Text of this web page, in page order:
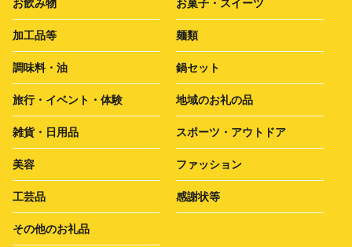
お飲み物 お菓子・スイーツ
加工品等 麺類
調味料・油 鍋セット
旅行・イベント・体験 地域のお礼の品
雑貨・日用品 スポーツ・アウトドア
美容 ファッション
工芸品 感謝状等
その他のお礼品